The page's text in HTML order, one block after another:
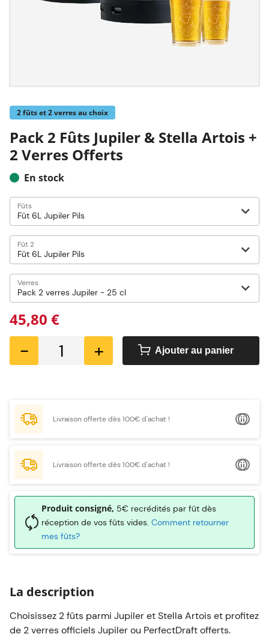
2 fûts et 2 verres au choix
Pack 2 Fûts Jupiler & Stella Artois +
2 Verres Offerts
En stock
Fûts
Fût 2
Verres
45,80 €
- + Ajouter au panier
Produit consigné, 5€ recrédités par fût dès
réception de vos fûts vides. Comment retourner
mes fûts?
Livraison offerte dès 100€ d'achat !
Livraison offerte dès 100€ d'achat !
La description
Choisissez 2 fûts parmi Jupiler et Stella Artois et profitez
de 2 verres officiels Jupiler ou PerfectDraft offerts.